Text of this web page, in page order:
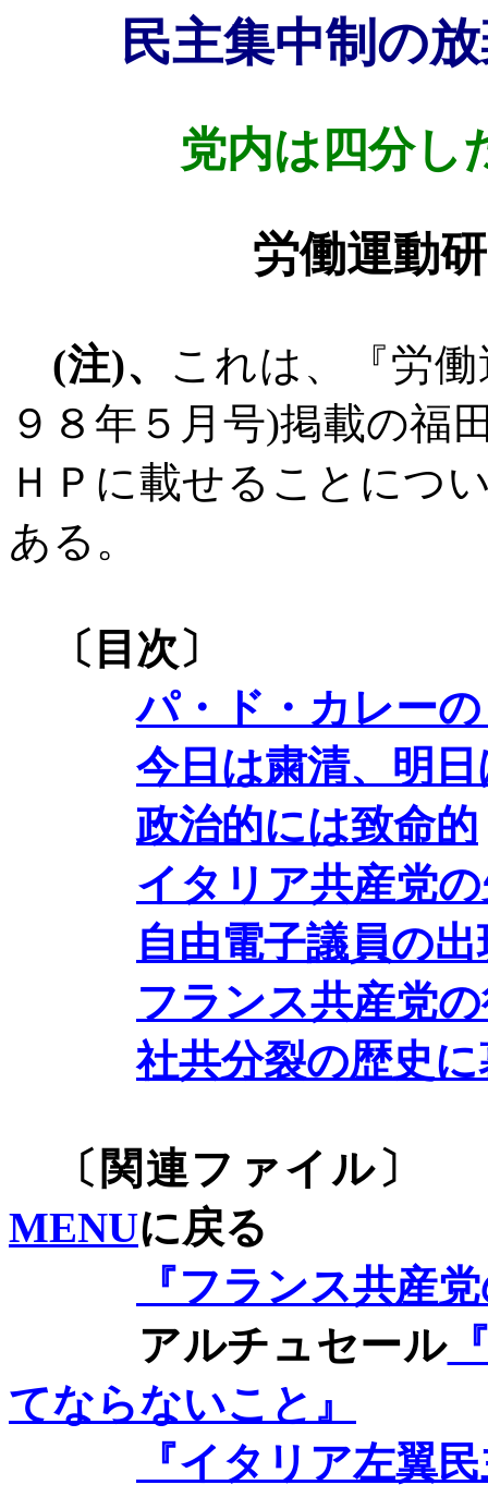
民主集中制の
党内は四分し
労働運動
(注)、 これは、『労
９８年５月号)掲載の福
ＨＰに載せることにつ
ある。
〔目次〕
パ・ド・カレー
今日は粛清、明
政治的には致命的
イタリア共産党
自由電子議員の出
フランス共産党
社共分裂の歴史
〔関連
MENUに戻る
『フランス共産
アルチュセール
てならないこと』
『イタリア左翼